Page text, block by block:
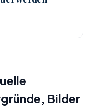
Bilder